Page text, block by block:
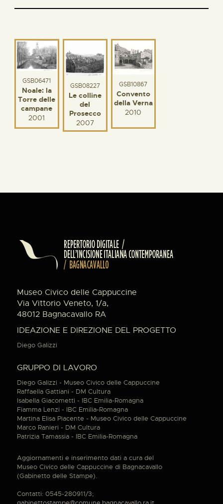
GSB06471
Noale: la
Torre delle
campane
2001
GSB08227
Le colline
del
Prosecco
2007
GSB10867
Convento
della Verna
2010
Museo Civico delle Cappuccine
Via Vittorio Veneto, 1/a,
48012 Bagnacavallo RA
IDEAZIONE E DIREZIONE DEL PROGETTO
Diego Galizzi
GRUPPO DI LAVORO
Diego Galizzi - Museo Civico delle Cappuccine
Raffaella Gattiani - DM Cultura
Isabella Giacometti - IBC Emilia-Romagna
Fiamma Lenzi - IBC Emilia-Romagna
Martina Elisa Piacente - Museo Civico delle Cappuccine
Marco Ranieri - DM Cultura
Patrizia Tamassia - IBC Emilia-Romagna
Aggiornamenti e inserimento dati a cura del
Museo Civico delle Cappuccine di Bagnacavallo
(Gabinetto delle Stampe).
Contatti: 0545-280911/3;